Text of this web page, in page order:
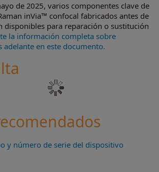
de 2025, varios componentes clave de
inVia™ confocal fabricados antes de
disponibles para reparación o sustitución
la información completa sobre
adelante en este documento.
y número de serie del dispositivo